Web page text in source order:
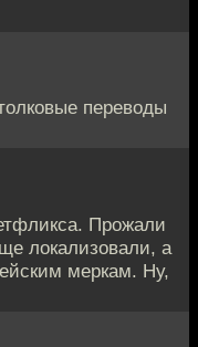
переводы
Прожали
локализовали, а
меркам. Ну,